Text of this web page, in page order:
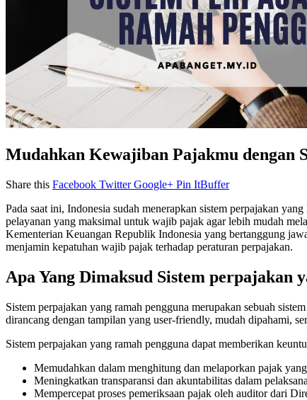
Mudahkan Kewajiban Pajakmu dengan
Share this Facebook TwitterGoogle+ Pin ItBuffer
Pada saat ini, Indonesia sudah menerapkan sistem perpajakan
pelayanan yang maksimal untuk wajib pajak agar lebih mudah
Kementerian Keuangan Republik Indonesia yang bertanggung
menjamin kepatuhan wajib pajak terhadap peraturan perpajakan.
Apa Yang Dimaksud Sistem perpajakan
Sistem perpajakan yang ramah pengguna merupakan sebuah
dirancang dengan tampilan yang user-friendly, mudah dipahami,
Sistem perpajakan yang ramah pengguna dapat memberikan
Memudahkan dalam menghitung dan melaporkan pajak
Meningkatkan transparansi dan akuntabilitas dalam
Mempercepat proses pemeriksaan pajak oleh auditor dari